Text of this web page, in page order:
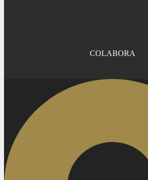
COLABORA